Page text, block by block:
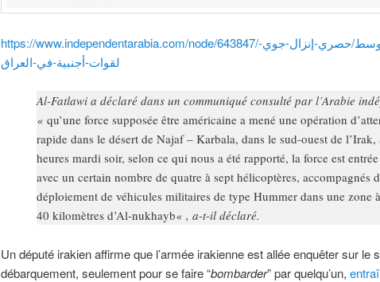
https://www.independentarabia.com/node/643847/الأخبار/الشرق-الأوسط/حصري-إنزال-جوي-
لقوات-أجنبية-في-العراق
Al-Fatlawi a déclaré dans un communiqué consulté par l’Arabie
« qu’une force supposée être américaine a mené une opération
rapide dans le désert de Najaf – Karbala, dans le sud-ouest de l’Irak,
heures mardi soir, selon ce qui nous a été rapporté, la force est
avec un certain nombre de quatre à sept hélicoptères, accompagnés
déploiement de véhicules militaires de type Hummer dans une zone
40 kilomètres d’Al-nukhayb« , a-t-il déclaré.
Un député irakien affirme que l’armée irakienne est allée enquêter sur le
débarquement, seulement pour se faire “bombarder” par quelqu’un,